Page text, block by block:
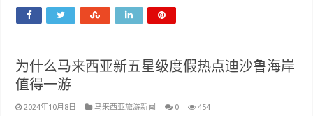
为什么马来西亚新五星级度假热点迪沙鲁海岸
值得一游
2024年10月8日 马来西亚旅游新闻 0 454